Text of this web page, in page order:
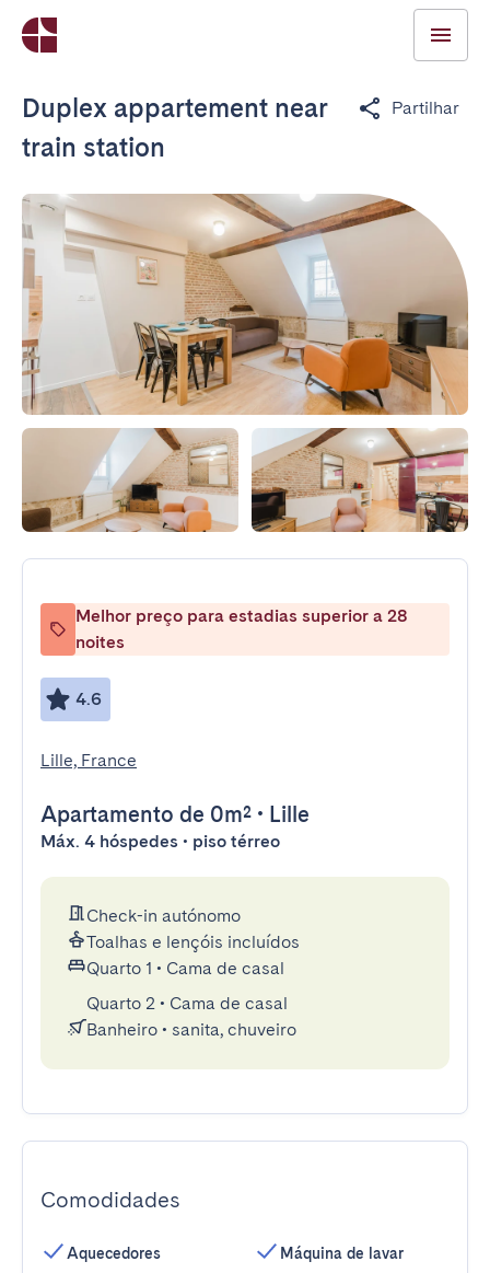
Duplex appartement near
train station
Partilhar
Melhor preço para estadias superior a 28
noites
4.6
Lille, France
Apartamento de 0m² • Lille
Máx. 4 hóspedes • piso térreo
Check-in autónomo
Toalhas e lençóis incluídos
Quarto 1 • Cama de casal
Quarto 2 • Cama de casal
Banheiro • sanita, chuveiro
Comodidades
Aquecedores
Máquina de lavar